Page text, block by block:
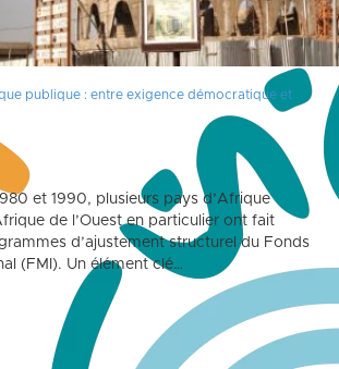
publique : entre exigence démocratique et
et 1990, plusieurs pays d’Afrique
de l’Ouest en particulier ont fait
d’ajustement structurel du Fonds
(FMI). Un élément clé…